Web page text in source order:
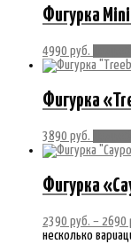
Фигурка
4990 руб.
Фигурка
3890 руб.
Фигурка
2390 руб. – 2690
несколько